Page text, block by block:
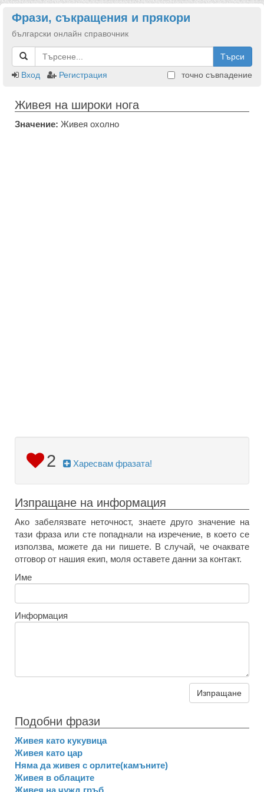
Фрази, съкращения и прякори
български онлайн справочник
Търси
Вход
Регистрация точно съвпадение
Живея на широки нога
Значение: Живея охолно
2 Харесвам фразата!
Изпращане на информация
Ако забелязвате неточност, знаете друго значение на
тази фраза или сте попаднали на изречение, в което се
използва, можете да ни пишете. В случай, че очаквате
отговор от нашия екип, моля оставете данни за контакт.
Име
Информация
Изпращане
Подобни фрази
Живея като кукувица
Живея като цар
Няма да живея с орлите(камъните)
Живея в облаците
Живея на чужд гръб